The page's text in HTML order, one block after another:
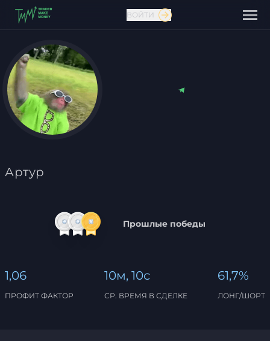
Связаться с нами
ВОЙТИ
Артур
Прошлые победы
1,06
ПРОФИТ ФАКТОР
10м, 10с
СР. ВРЕМЯ В СДЕЛКЕ
61,7%
ЛОНГ/ШОРТ